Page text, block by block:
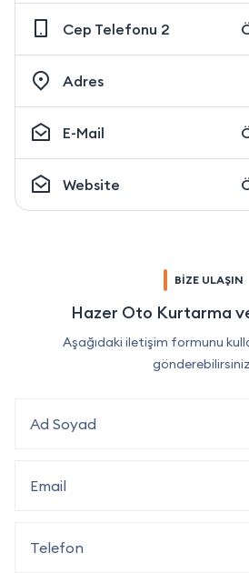
Cep Telefonu 2
Adres
E-Mail
Website
BİZE ULAŞIN
Hazer Oto Kurtarma
Aşağıdaki iletişim formunu